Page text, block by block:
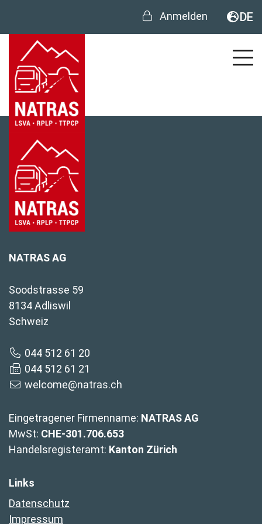
Anmelden DE
NATRAS AG
Soodstrasse 59
8134 Adliswil
Schweiz
044 512 61 20
044 512 61 21
welcome@natras.ch
Eingetragener Firmenname: NATRAS AG
MwSt: CHE-301.706.653
Handelsregisteramt: Kanton Zürich
Links
Datenschutz
Impressum